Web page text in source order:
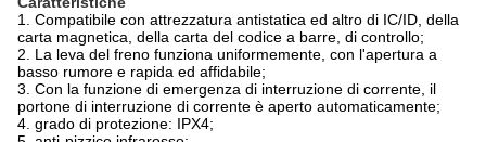
1. Compatibile con attrezzatura antistatica ed altro di IC/ID, della
carta magnetica, della carta del codice a barre, di controllo;
2. La leva del freno funziona uniformemente, con l'apertura a
basso rumore e rapida ed affidabile;
3. Con la funzione di emergenza di interruzione di corrente, il
portone di interruzione di corrente è aperto automaticamente;
4. grado di protezione: IPX4;